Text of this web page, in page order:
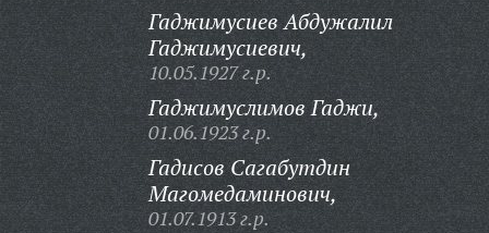
Гаджимусиев Абдужалил
Гаджимусиевич,
10.05.1927 г.р.
Гаджимуслимов Гаджи,
01.06.1923 г.р.
Гадисов Сагабутдин
Магомедаминович,
01.07.1913 г.р.